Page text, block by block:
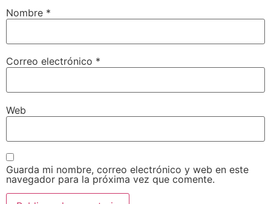
Nombre *
Correo electrónico *
Web
Guarda mi nombre, correo electrónico y web en este
navegador para la próxima vez que comente.